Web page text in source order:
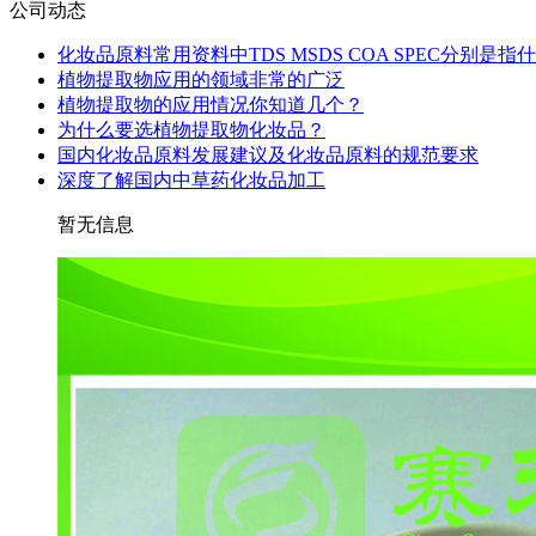
公司动态
化妆品原料常用资料中TDS MSDS COA SPEC分别是指
植物提取物应用的领域非常的广泛
植物提取物的应用情况你知道几个？
为什么要选植物提取物化妆品？
国内化妆品原料发展建议及化妆品原料的规范要求
深度了解国内中草药化妆品加工
暂无信息